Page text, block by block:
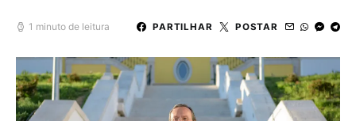
1 minuto de leitura PARTILHAR POSTAR